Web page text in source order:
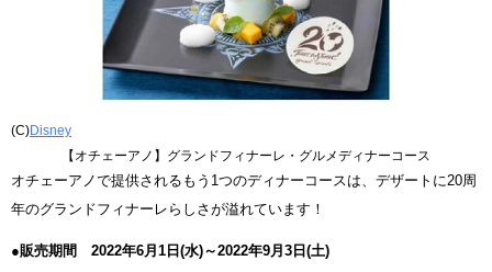
(C)Disney
【オチェーアノ】グランドフィナーレ・グルメディナーコース
オチェーアノで提供されるもう1つのディナーコースは、デザートに20周
年のグランドフィナーレらしさが溢れています！
●販売期間 2022年6月1日(水)～2022年9月3日(土)